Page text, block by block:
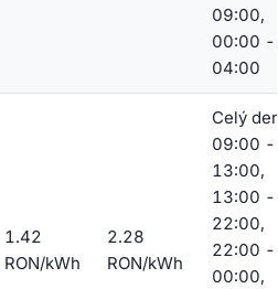
09:00,
00:00 -
04:00
1.42
RON/kWh
2.28
RON/kWh
Celý
09:00 -
13:00,
13:00 -
22:00,
22:00 -
00:00,